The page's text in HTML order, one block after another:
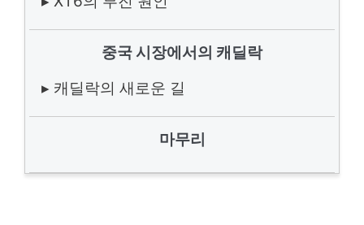
중국 시장에서의 캐딜락
▸ 캐딜락의 새로운 길
마무리